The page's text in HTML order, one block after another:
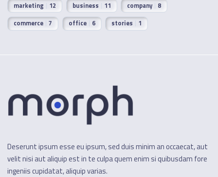
marketing 12 business 11 company
8
commerce 7 office 6 stories 1
Deserunt ipsum esse eu ipsum, sed duis minim an occaecat, aut
velit nisi aut aliquip est in te culpa quem enim si quibusdam fore
ingeniis cupidatat, aliquip varias.